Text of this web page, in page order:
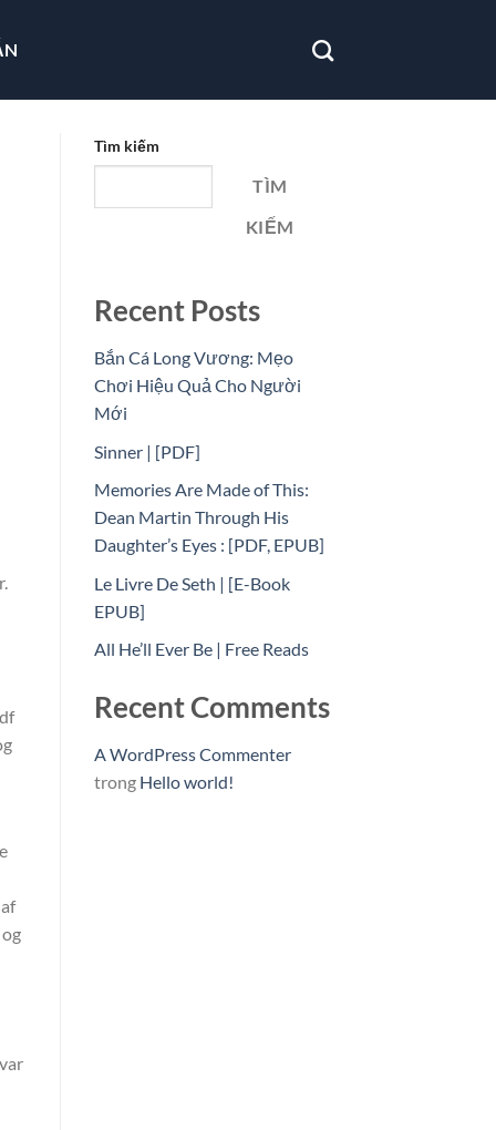
Tìm kiếm
TÌM
KIẾM
Recent Posts
Bắn Cá Long Vương: Mẹo
Chơi Hiệu Quả Cho Người
Mới
Sinner | [PDF]
Memories Are Made of This:
Dean Martin Through His
Daughter’s Eyes : [PDF, EPUB]
Le Livre De Seth | [E-Book
EPUB]
All He’ll Ever Be | Free Reads
Recent Comments
A WordPress Commenter
trong Hello world!